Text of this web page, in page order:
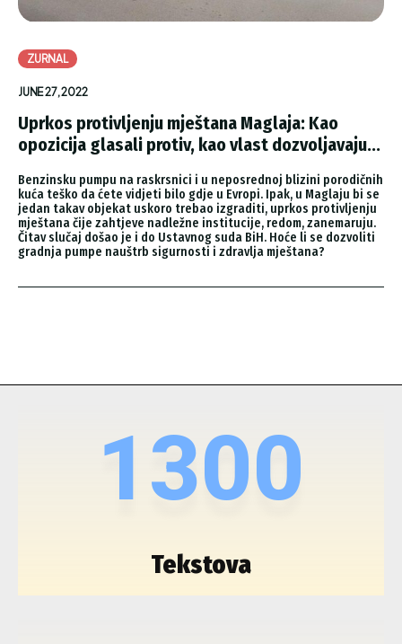
ZURNAL
JUNE 27, 2022
Uprkos protivljenju mještana Maglaja: Kao
opozicija glasali protiv, kao vlast dozvoljavaju...
Benzinsku pumpu na raskrsnici i u neposrednoj blizini porodičnih
kuća teško da ćete vidjeti bilo gdje u Evropi. Ipak, u Maglaju bi se
jedan takav objekat uskoro trebao izgraditi, uprkos protivljenju
mještana čije zahtjeve nadležne institucije, redom, zanemaruju.
Čitav slučaj došao je i do Ustavnog suda BiH. Hoće li se dozvoliti
gradnja pumpe nauštrb sigurnosti i zdravlja mještana?
1300
Tekstova